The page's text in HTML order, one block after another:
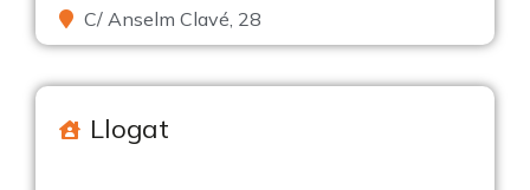
C/ Anselm Clavé, 28
Llogat